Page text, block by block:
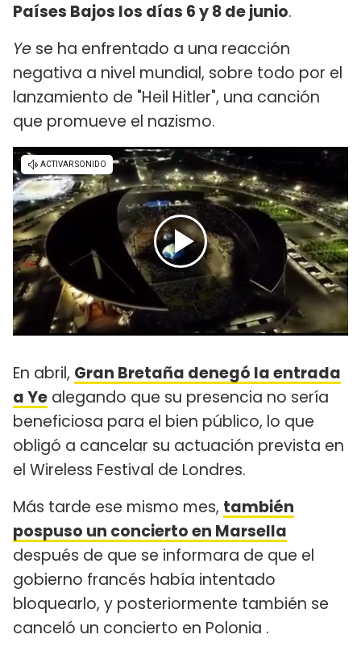
Países Bajos los días 6 y 8 de junio.
Ye se ha enfrentado a una reacción
negativa a nivel mundial, sobre todo por el
lanzamiento de "Heil Hitler", una canción
que promueve el nazismo.
En abril, Gran Bretaña denegó la entrada
a Ye alegando que su presencia no sería
beneficiosa para el bien público, lo que
obligó a cancelar su actuación prevista en
el Wireless Festival de Londres.
Más tarde ese mismo mes, también
pospuso un concierto en Marsella
después de que se informara de que el
gobierno francés había intentado
bloquearlo, y posteriormente también se
canceló un concierto en Polonia .